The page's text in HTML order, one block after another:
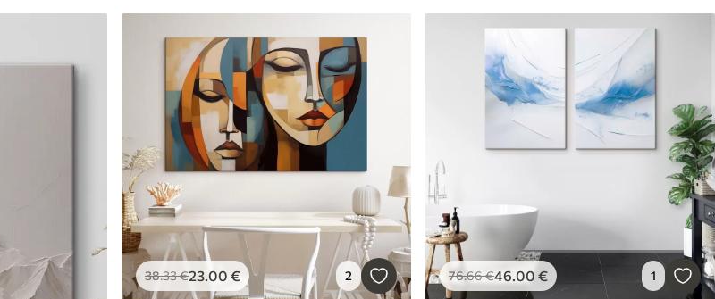
38.33€23.00 € 2 76.66€46.00 € 1